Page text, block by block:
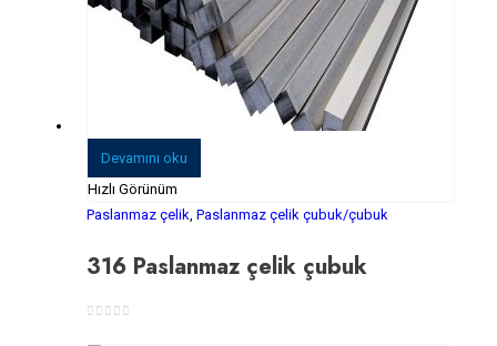
Devamını oku
Hızlı Görünüm
Paslanmaz çelik, Paslanmaz çelik çubuk/çubuk
316 Paslanmaz çelik çubuk